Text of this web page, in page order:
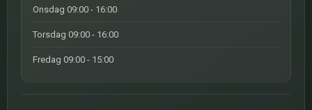
Onsdag 09:00 - 16:00
Torsdag 09:00 - 16:00
Fredag 09:00 - 15:00